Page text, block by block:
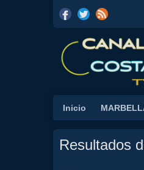
Inicio
Resultados